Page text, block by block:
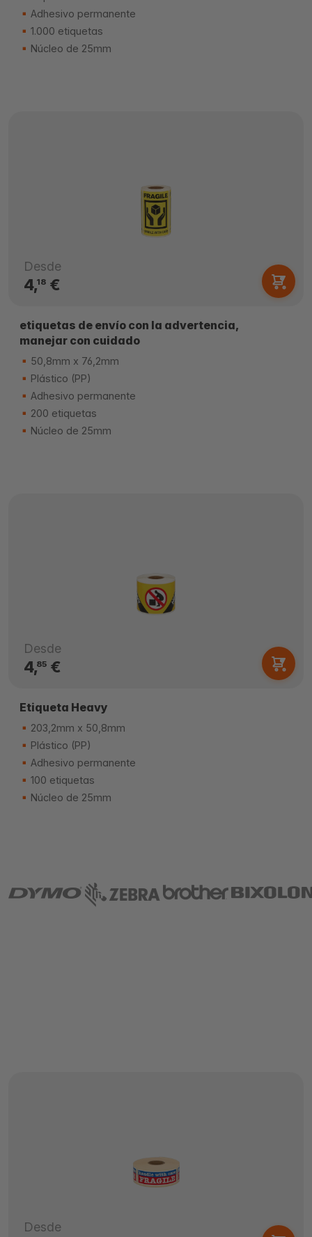
Adhesivo permanente
1.000 etiquetas
Núcleo de 25mm
Desde
4,18€
etiquetas de envío con la advertencia,
manejar con cuidado
50,8mm x 76,2mm
Plástico (PP)
Adhesivo permanente
200 etiquetas
Núcleo de 25mm
Desde
4,85€
Etiqueta Heavy
203,2mm x 50,8mm
Plástico (PP)
Adhesivo permanente
100 etiquetas
Núcleo de 25mm
Desde